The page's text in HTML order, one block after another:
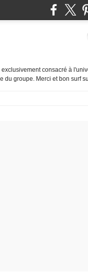
consacré à
groupe. Merci et bon surf